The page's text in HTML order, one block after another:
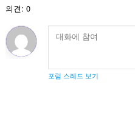
의견: 0
포럼 스레드 보기